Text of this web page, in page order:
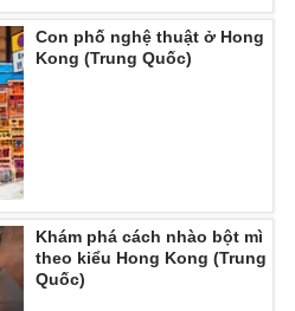
Podcast
Infographic
Shorts video
VTV Thể thao
Con phố nghệ thuật ở Hong
Kong (Trung Quốc)
Khám phá cách nhào bột mì
theo kiểu Hong Kong (Trung
Quốc)